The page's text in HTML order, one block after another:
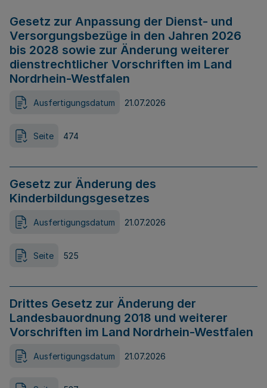
Gesetz zur Anpassung der Dienst- und
Versorgungsbezüge in den Jahren 2026
bis 2028 sowie zur Änderung weiterer
dienstrechtlicher Vorschriften im Land
Nordrhein-Westfalen
Ausfertigungsdatum 21.07.2026
Seite 474
Gesetz zur Änderung des
Kinderbildungsgesetzes
Ausfertigungsdatum 21.07.2026
Seite 525
Drittes Gesetz zur Änderung der
Landesbauordnung 2018 und weiterer
Vorschriften im Land Nordrhein-Westfalen
Ausfertigungsdatum 21.07.2026